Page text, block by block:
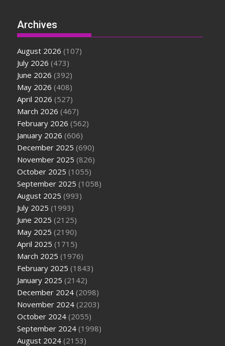
Archives
August 2026 (107)
July 2026 (473)
June 2026 (392)
May 2026 (408)
April 2026 (527)
March 2026 (467)
February 2026 (562)
January 2026 (606)
December 2025 (690)
November 2025 (826)
October 2025 (1055)
September 2025 (1058)
August 2025 (993)
July 2025 (1993)
June 2025 (2125)
May 2025 (2190)
April 2025 (1715)
March 2025 (1976)
February 2025 (1843)
January 2025 (2142)
December 2024 (2098)
November 2024 (2203)
October 2024 (2055)
September 2024 (1998)
August 2024 (2153)